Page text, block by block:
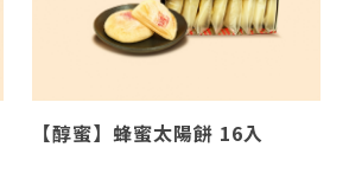
【醇蜜】蜂蜜太陽餅 16入